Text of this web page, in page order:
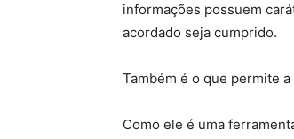
informações possuem
acordado seja cumprido.
Também é o que permite
Como ele é uma